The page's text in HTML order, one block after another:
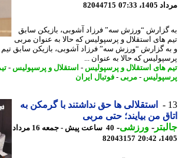
07:33
82044715
“ورزش سه” فرزاد آشوبی، بازیکن سابق
های استقلال و پرسپولیس که حالا به عنوان مربی
گزارش “ورزش سه” فرزاد آشوبی، بازیکن سابق تیم های
که حالا به عنوان ...
های استقلال و پرسپولیس-استقلال و پرسپولیس-تیم
-مربی- فوتبال ایران
استقلالی ها حق نداشتند با گرمکن به
من بیایند؛ حتی مربی
-ورزشی-
40 ساعت پیش - جمعه 16 مرداد
82043157